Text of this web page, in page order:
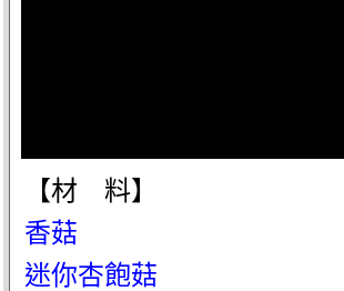
【材 料】
香菇
迷你杏飽菇